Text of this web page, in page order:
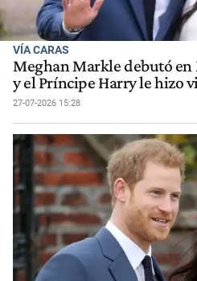
VÍA CARAS
Meghan Markle debutó
y el Príncipe Harry le hizo
27-07-2026 15:28